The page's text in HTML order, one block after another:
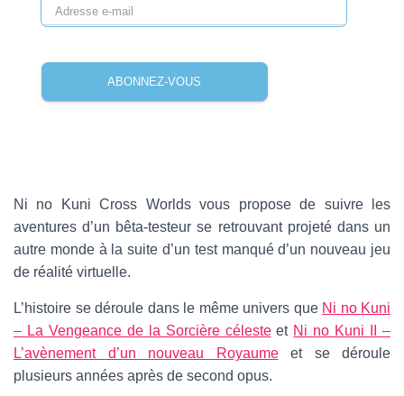
A
d
e
s
a
i
ABONNEZ-VOUS
Ni no Kuni Cross Worlds vous propose de suivre les
aventures d’un bêta-testeur se retrouvant projeté dans un
autre monde à la suite d’un test manqué d’un nouveau jeu
de réalité virtuelle.
L’histoire se déroule dans le même univers que Ni no Kuni
– La Vengeance de la Sorcière célesteet Ni no Kuni II –
L’avènement d’un nouveau Royaumeet se déroule
plusieurs années après de second opus.